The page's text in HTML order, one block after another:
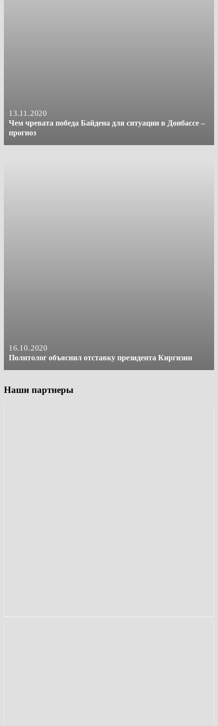
13.11.2020
Чем чревата победа Байдена для ситуации в Донбассе –
прогноз
16.10.2020
Политолог объяснил отставку президента Киргизии
Наши партнеры